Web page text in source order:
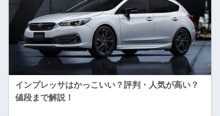
インプレッサはかっこいい？評判・人気が高い？
値段まで解説！